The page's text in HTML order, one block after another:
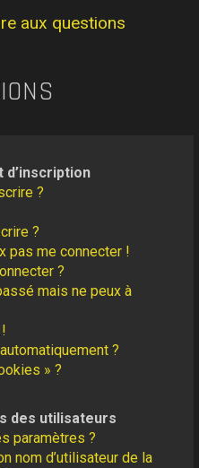
aux questions
d’inscription
?
?
pas me connecter !
?
mais ne peux à
?
» ?
des utilisateurs
paramètres ?
nom d’utilisateur de la